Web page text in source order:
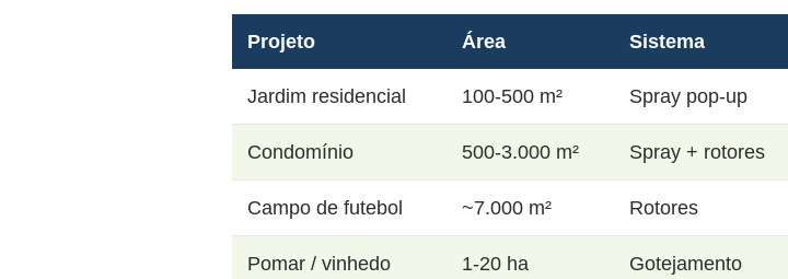
Projeto Área Sistema
Jardim residencial 100-500 m² Spray pop-up
Condomínio 500-3.000 m² Spray + rotores
Campo de futebol ~7.000 m² Rotores
Pomar / vinhedo 1-20 ha Gotejamento